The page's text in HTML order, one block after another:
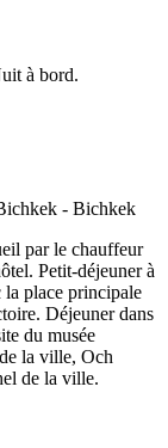
à bord.
par le chauffeur
Petit-déjeuner à
place principale
Déjeuner dans
du musée
la ville, Och
de la ville.